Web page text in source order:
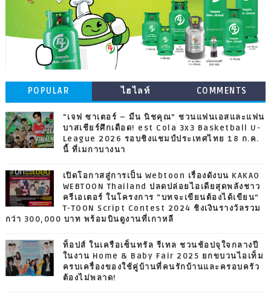
POPULAR ไฮไลท์ COMMENTS
“เจฟ ซาเตอร์ – มีน นิชคุณ” ชวนแฟนเอสและแฟน
บาสเชียร์ศึกเดือด! est Cola 3x3 Basketball U-
League 2026 รอบชิงแชมป์ประเทศไทย 18 ก.ค.
นี้ ที่เมกาบางนา
เปิดโอกาสสู่การเป็น Webtoon เรื่องดังบน KAKAO
WEBTOON Thailand ปลดปล่อยไอเดียสุดพลังชาว
ครีเอเตอร์ ในโครงการ “บทจะเขียนต้องได้เขียน”
T-TOON Script Contest 2024 ชิงเงินรางวัลรวม
กว่า 300,000 บาท พร้อมบินดูงานที่เกาหลี
ท็อปส์ ในเครือเซ็นทรัล รีเทล ชวนช้อปจุใจกลางปี
ในงาน Home & Baby Fair 2025 ยกขบวนไอเท็ม
ครบเครื่องของใช้คู่บ้านที่คนรักบ้านและครอบครัว
ต้องไม่พลาด!